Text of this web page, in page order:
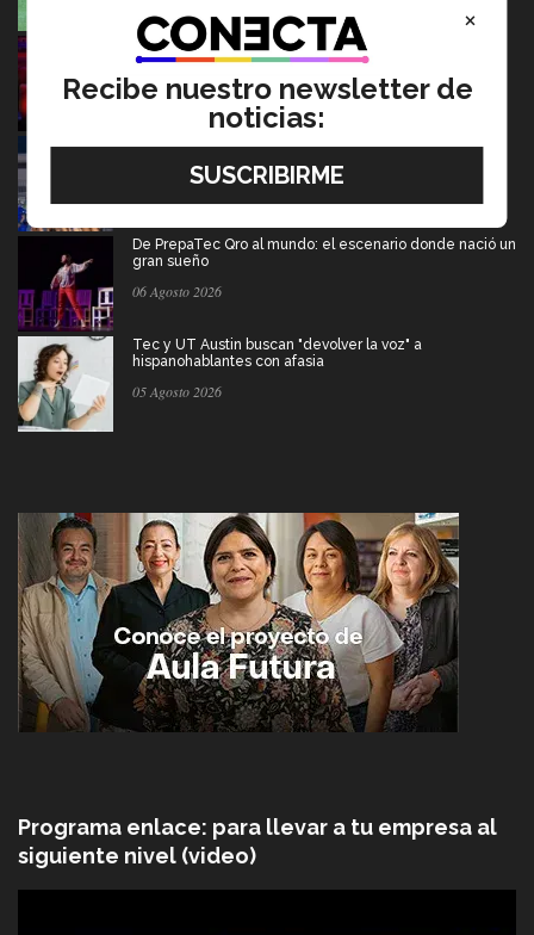
Música y teatro: EXATEC en el elenco de El Fantasma
de la Ópera Mexico
07 Agosto 2026
Borregos CCM van por el campeonato en liga mayor de
De PrepaTec Qro al mundo: el escenario donde nació un
gran sueño
06 Agosto 2026
Tec y UT Austin buscan "devolver la voz" a
hispanohablantes con afasia
05 Agosto 2026
Programa enlace: para llevar a tu empresa al
siguiente nivel (video)
×
Recibe nuestro newsletter de
noticias: